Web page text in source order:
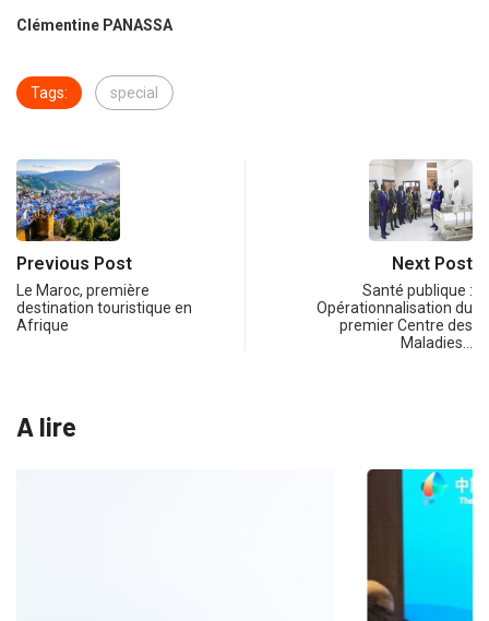
Clémentine PANASSA
Tags: special
Previous Post
Le Maroc, première
destination touristique en
Afrique
Next Post
Santé publique :
Opérationnalisation du
premier Centre des
Maladies…
A lire